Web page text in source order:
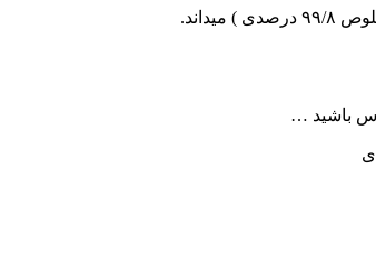
باشید …